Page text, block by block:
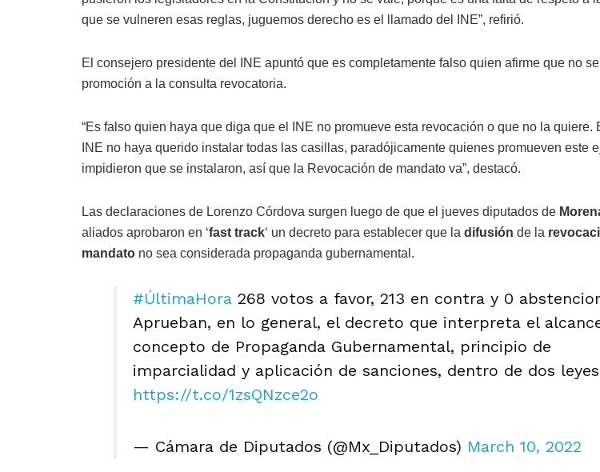
que se vulneren esas reglas, juguemos derecho es el llamado del INE”, refirió.
El consejero presidente del INE apuntó que es completamente falso quien afirme que no
promoción a la consulta revocatoria.
“Es falso quien haya que diga que el INE no promueve esta revocación o que no la quiere.
INE no haya querido instalar todas las casillas, paradójicamente quienes promueven este
impidieron que se instalaron, así que la Revocación de mandato va”, destacó.
Las declaraciones de Lorenzo Córdova surgen luego de que el jueves diputados de
aliados aprobaron en ‘fast track‘ un decreto para establecer que la difusión de la
mandato no sea considerada propaganda gubernamental.
#ÚltimaHora 268 votos a favor, 213 en contra y 0
Aprueban, en lo general, el decreto que interpreta el
concepto de Propaganda Gubernamental, principio de
imparcialidad y aplicación de sanciones, dentro de dos
https://t.co/1zsQNzce2o
— Cámara de Diputados (@Mx_Diputados) March 10, 2022